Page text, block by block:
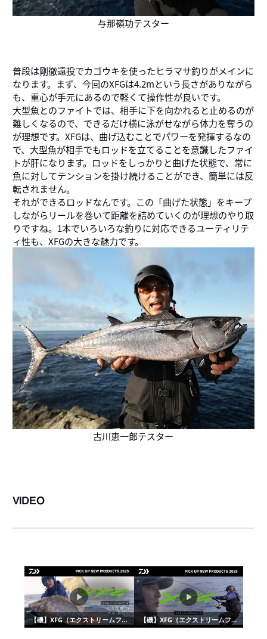
与那嶺功テスター
古川恵一郎テスター
普段は剛徹遠投でカゴウキを使ったヒラマサ釣りがメインに
なります。まず、今回のXFGは4.2mという長さがありながら
も、重心が手元にあるので軽くて操作性が良いです。
大型魚とのファイトでは、相手に下を向かれると止めるのが
難しくなるので、できるだけ横に泳がせながら体力を奪うの
が理想です。XFGは、曲げ込むことでパワーを発揮するなの
で、大型魚が相手でもロッドを立てることを意識したファイ
トが肝になります。ロッドをしっかりと曲げた状態で、常に
魚に対してテンションを掛け続けることができ、簡単には反
転されません。
それができるロッドなんです。この「曲げた状態」をキープ
しながらリールを巻いて距離を詰めていくのが理想のやり取
りですね。1本でいろいろな釣りに対応できるユーティリテ
ィ性も、XFGの大きな魅力です。
VIDEO